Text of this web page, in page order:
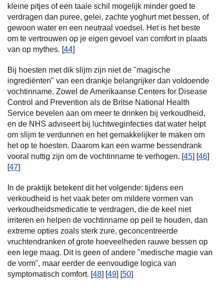
kleine pitjes of een taaie schil mogelijk minder goed te
verdragen dan puree, gelei, zachte yoghurt met bessen, of
gewoon water en een neutraal voedsel. Het is het beste
om te vertrouwen op je eigen gevoel van comfort in plaats
van op mythes. [44]
Bij hoesten met dik slijm zijn niet de "magische
ingrediënten" van een drankje belangrijker dan voldoende
vochtinname. Zowel de Amerikaanse Centers for Disease
Control and Prevention als de Britse National Health
Service bevelen aan om meer te drinken bij verkoudheid,
en de NHS adviseert bij luchtweginfecties dat water helpt
om slijm te verdunnen en het gemakkelijker te maken om
het op te hoesten. Daarom kan een warme bessendrank
vooral nuttig zijn om de vochtinname te verhogen. [45] [46]
[47]
In de praktijk betekent dit het volgende: tijdens een
verkoudheid is het vaak beter om mildere vormen van
verkoudheidsmedicatie te verdragen, die de keel niet
irriteren en helpen de vochtinname op peil te houden, dan
extreme opties zoals sterk zure, geconcentreerde
vruchtendranken of grote hoeveelheden rauwe bessen op
een lege maag. Dit is geen of andere "medische magie van
de vorm", maar eerder de eenvoudige logica van
symptomatisch comfort. [48] [49] [50]